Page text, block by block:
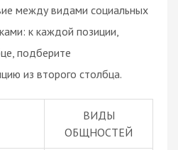
между видами социальных
к каждой позиции,
подберите
из второго столбца.
ВИДЫ
ОБЩНОСТЕЙ